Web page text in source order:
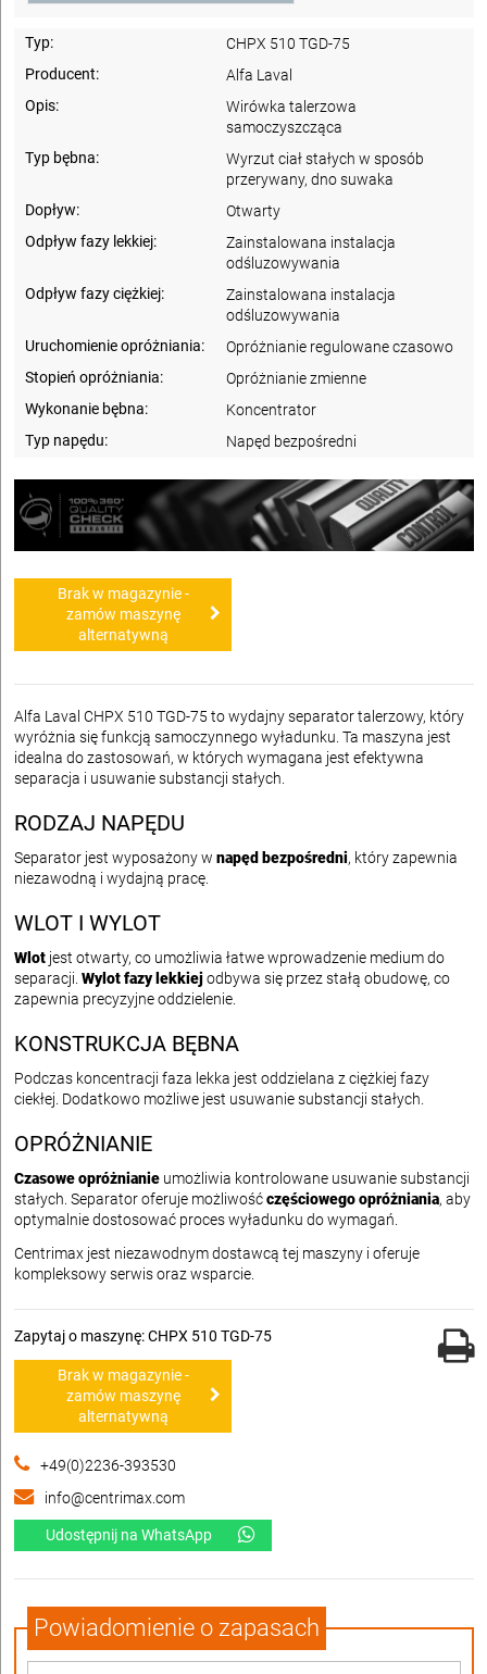
Typ:
CHPX 510 TGD-75
Producent:
Alfa Laval
Opis:
Wirówka talerzowa
samoczyszcząca
Typ bębna:
Wyrzut ciał stałych w sposób
przerywany, dno suwaka
Dopływ:
Otwarty
Odpływ fazy lekkiej:
Zainstalowana instalacja
odśluzowywania
Odpływ fazy ciężkiej:
Zainstalowana instalacja
odśluzowywania
Uruchomienie opróżniania:
Opróżnianie regulowane czasowo
Stopień opróżniania:
Opróżnianie zmienne
Wykonanie bębna:
Koncentrator
Typ napędu:
Napęd bezpośredni
Brak w magazynie -
zamów maszynę
alternatywną
Alfa Laval CHPX 510 TGD-75 to wydajny separator talerzowy, który
wyróżnia się funkcją samoczynnego wyładunku. Ta maszyna jest
idealna do zastosowań, w których wymagana jest efektywna
separacja i usuwanie substancji stałych.
RODZAJ NAPĘDU
Separator jest wyposażony w napęd bezpośredni, który zapewnia
niezawodną i wydajną pracę.
WLOT I WYLOT
Wlot jest otwarty, co umożliwia łatwe wprowadzenie medium do
separacji. Wylot fazy lekkiejodbywa się przez stałą obudowę, co
zapewnia precyzyjne oddzielenie.
KONSTRUKCJA BĘBNA
Podczas koncentracji faza lekka jest oddzielana z ciężkiej fazy
ciekłej. Dodatkowo możliwe jest usuwanie substancji stałych.
OPRÓŻNIANIE
Czasowe opróżnianie umożliwia kontrolowane usuwanie substancji
stałych. Separator oferuje możliwośćczęściowego opróżniania, aby
optymalnie dostosować proces wyładunku do wymagań.
Centrimax jest niezawodnym dostawcą tej maszyny i oferuje
kompleksowy serwis oraz wsparcie.
Zapytaj o maszynę: CHPX 510 TGD-75
Brak w magazynie -
zamów maszynę
alternatywną
+49(0)2236-393530
info@centrimax.com
Udostępnij na WhatsApp
Powiadomienie o zapasach